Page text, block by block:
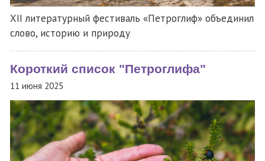
XII литературный фестиваль «Петроглиф» объединил
слово, историю и природу
Короткий список "Петроглифа"
11 июня 2025